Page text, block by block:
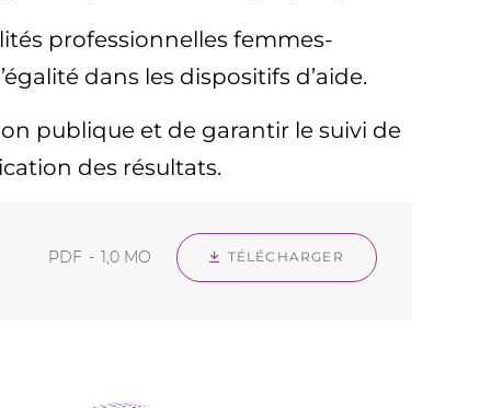
professionnelles femmes-
dans les dispositifs d’aide.
publique et de garantir le suivi de
des résultats.
PDF 1,0 MO TÉLÉCHARGER